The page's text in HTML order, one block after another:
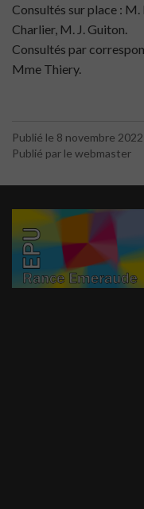
Consultés sur place :
Charlier, M. J. Guiton.
Consultés par
Mme Thiery.
Publié le 8 novembre 2022
Publié par le webmaster